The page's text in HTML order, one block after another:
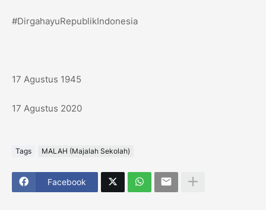
#DirgahayuRepublikIndonesia
17 Agustus 1945
17 Agustus 2020
Tags MALAH (Majalah Sekolah)
Facebook